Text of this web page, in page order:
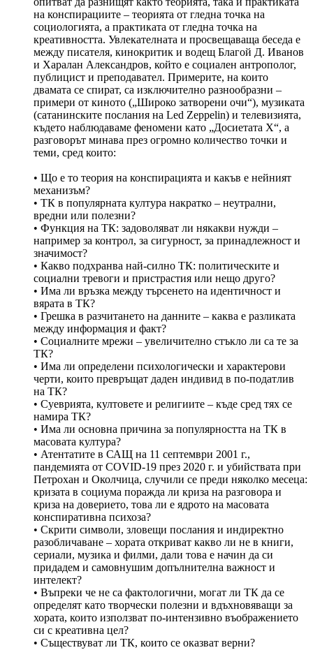
на конспирациите – теорията от гледна точка на
социологията, а практиката от гледна точка на
креативността. Увлекателната и просвещаваща беседа е
между писателя, кинокритик и водещ Благой Д. Иванов
и Харалан Александров, който е социален антрополог,
публицист и преподавател. Примерите, на които
двамата се спират, са изключително разнообразни –
примери от киното („Широко затворени очи“), музиката
(сатанинските послания на Led Zeppelin) и телевизията,
където наблюдаваме феномени като „Досиетата Х“, а
разговорът минава през огромно количество точки и
теми, сред които:
• Що е то теория на конспирацията и какъв е нейният
механизъм?
• ТК в популярната култура накратко – неутрални,
вредни или полезни?
• Функция на ТК: задоволяват ли някакви нужди –
например за контрол, за сигурност, за принадлежност и
значимост?
• Какво подхранва най-силно ТК: политическите и
социални тревоги и пристрастия или нещо друго?
• Има ли връзка между търсенето на идентичност и
вярата в ТК?
• Грешка в разчитането на данните – каква е разликата
между информация и факт?
• Социалните мрежи – увеличително стъкло ли са те за
ТК?
• Има ли определени психологически и характерови
черти, които превръщат даден индивид в по-податлив
на ТК?
• Суеврията, култовете и религиите – къде сред тях се
намира ТК?
• Има ли основна причина за популярността на ТК в
масовата култура?
• Атентатите в САЩ на 11 септември 2001 г.,
пандемията от COVID-19 през 2020 г. и убийствата при
Петрохан и Околчица, случили се преди няколко месеца:
кризата в социума поражда ли криза на разговора и
криза на доверието, това ли е ядрото на масовата
конспиративна психоза?
• Скрити символи, зловещи послания и индиректно
разобличаване – хората откриват какво ли не в книги,
сериали, музика и филми, дали това е начин да си
придадем и самовнушим допълнителна важност и
интелект?
• Въпреки че не са фактологични, могат ли ТК да се
определят като творчески полезни и вдъхновяващи за
хората, които използват по-интензивно въображението
си с креативна цел?
• Съществуват ли ТК, които се оказват верни?